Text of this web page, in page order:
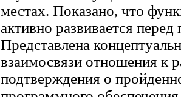
местах. Показано, что
активно развивается
Представлена
взаимосвязи отношения к
подтверждения о